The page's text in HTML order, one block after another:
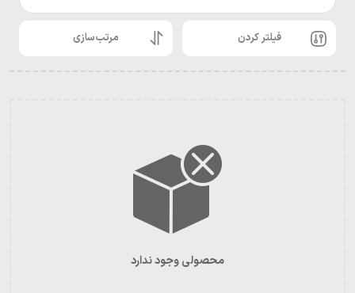
فیلتر کردن مرتب‌سازی
محصولی وجود ندارد